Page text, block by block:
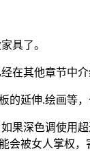
具了。
在其他章节中介
延伸.绘画等，
深色调使用
被女人掌权，